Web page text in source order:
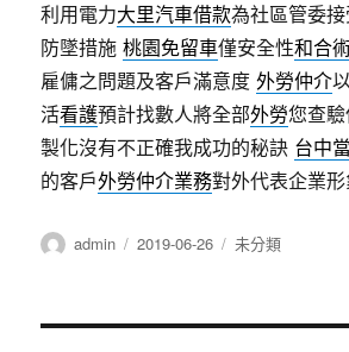
利用電力大里汽車借款為社區管委
防墜措施桃園免留車僅安全性和合
雇傭之問題及客戶滿意度外勞仲介
活看護預計找數人將全部外勞您查
製化沒有不正確我成功的秘訣 台中
的客戶外勞仲介業務對外代表企業
作
admin
發
2019-06-26
分
未分類